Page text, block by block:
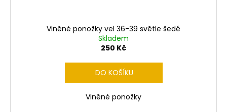
Vlněné ponožky vel 36-39 světle šedé
Skladem
250 Kč
DO KOŠÍKU
Vlněné ponožky